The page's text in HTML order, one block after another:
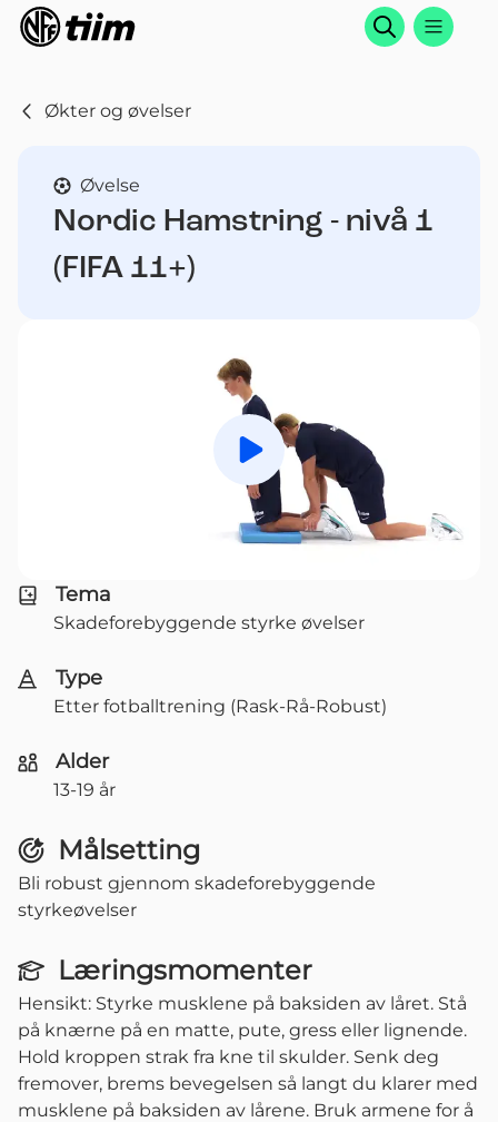
Søk
Økter og øvelser
Øvelse
Nordic Hamstring - nivå 1
(FIFA 11+)
Spill av
Tema
Skadeforebyggende styrke øvelser
Type
Etter fotballtrening (Rask-Rå-Robust)
Alder
13-19 år
Målsetting
Bli robust gjennom skadeforebyggende
styrkeøvelser
Læringsmomenter
Hensikt: Styrke musklene på baksiden av låret. Stå
på knærne på en matte, pute, gress eller lignende.
Hold kroppen strak fra kne til skulder. Senk deg
fremover, brems bevegelsen så langt du klarer med
musklene på baksiden av lårene. Bruk armene for å